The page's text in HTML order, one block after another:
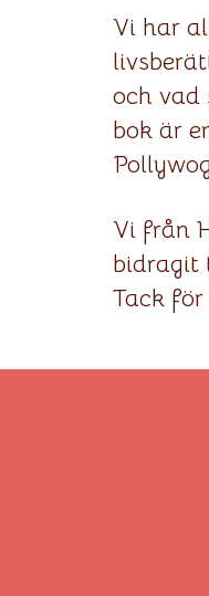
Vi har
och vad
bok är
Vi från
bidragit
Tack